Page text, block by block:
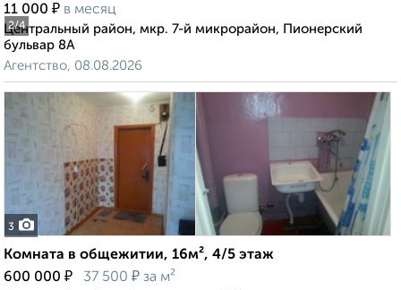
2/4
11 000 ₽ в месяц
Центральный район, мкр. 7-й микрорайон, Пионерский
бульвар 8А
Агентство, 08.08.2026
3
Комната в общежитии, 16м², 4/5 этаж
600 000 ₽ 37 500 ₽ за м²